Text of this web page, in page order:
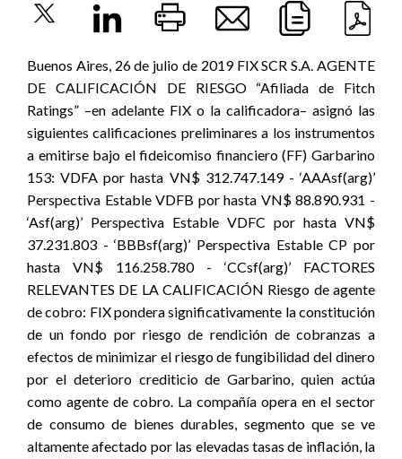
Buenos Aires, 26 de julio de 2019 FIX SCR S.A. AGENTE
DE CALIFICACIÓN DE RIESGO “Afiliada de Fitch
Ratings” –en adelante FIX o la calificadora– asignó las
siguientes calificaciones preliminares a los instrumentos
a emitirse bajo el fideicomiso financiero (FF) Garbarino
153: VDFA por hasta VN$ 312.747.149 - ‘AAAsf(arg)’
Perspectiva Estable VDFB por hasta VN$ 88.890.931 -
‘Asf(arg)’ Perspectiva Estable VDFC por hasta VN$
37.231.803 - ‘BBBsf(arg)’ Perspectiva Estable CP por
hasta VN$ 116.258.780 - ‘CCsf(arg)’ FACTORES
RELEVANTES DE LA CALIFICACIÓN Riesgo de agente
de cobro: FIX pondera significativamente la constitución
de un fondo por riesgo de rendición de cobranzas a
efectos de minimizar el riesgo de fungibilidad del dinero
por el deterioro crediticio de Garbarino, quien actúa
como agente de cobro. La compañía opera en el sector
de consumo de bienes durables, segmento que se ve
altamente afectado por las elevadas tasas de inflación, la